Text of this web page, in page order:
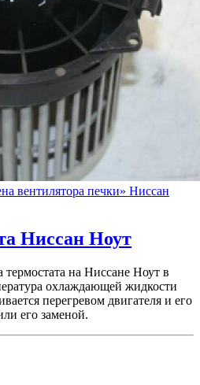
вентилятора печки» Ниссан
Ниссан Ноут
на Ниссане Ноут в
охлаждающей жидкости
перегревом двигателя и его
его заменой.